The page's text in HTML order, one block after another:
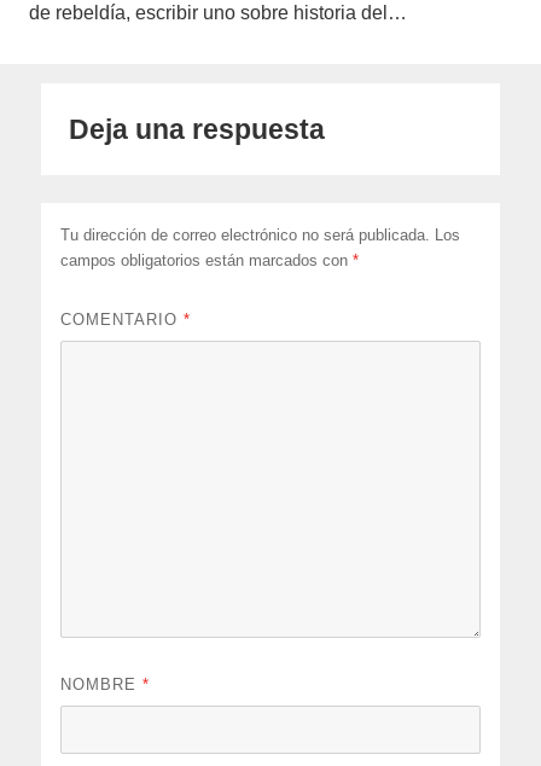
de rebeldía, escribir uno sobre historia del…
Deja una respuesta
Tu dirección de correo electrónico no será publicada. Los
campos obligatorios están marcados con*
COMENTARIO*
NOMBRE*